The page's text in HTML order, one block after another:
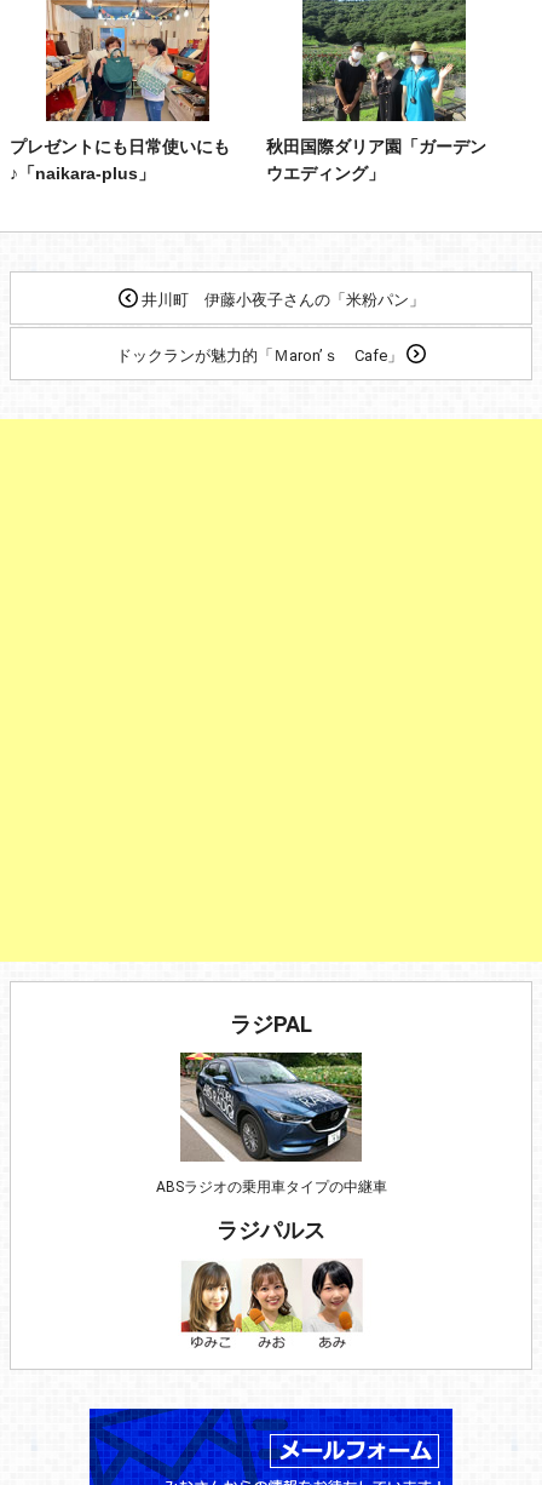
プレゼントにも日常使いにも
♪「naikara-plus」
秋田国際ダリア園「ガーデン
ウエディング」
井川町 伊藤小夜子さんの「米粉パン」
ドックランが魅力的「Ｍaron’ｓ Cafe」
ラジPAL
ABSラジオの乗用車タイプの中継車
ラジパルス